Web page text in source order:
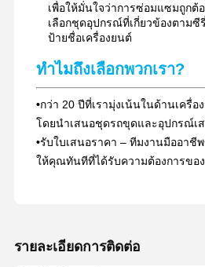
เพื่อให้มั่นใจว่าการซ่อมแซมถูก
เลือกชุดอุปกรณ์ที่เกี่ยวข้องตามซี
ป้ายชื่อเครื่องยนต์
ทำไมถึงเลือกพวกเรา?
•กว่า 20 ปีที่เรามุ่งเน้นในด้านเครื่อ
โดยนำเสนอชุดรถขุดและอุปกรณ์เ
•รับใบเสนอราคา – ทีมงานมืออาชีพ
ให้คุณทันทีที่ได้รับความต้องการขอ
รายละเอียดการติดต่อ